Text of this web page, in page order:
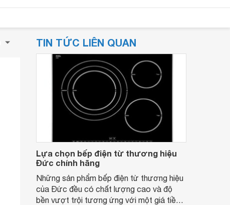
TIN TỨC LIÊN QUAN
Lựa chọn bếp điện từ thương hiệu
Đức chính hãng
Những sản phẩm bếp điện từ thương hiệu
của Đức đều có chất lượng cao và độ
bền vượt trội tương ứng với một giá tiền